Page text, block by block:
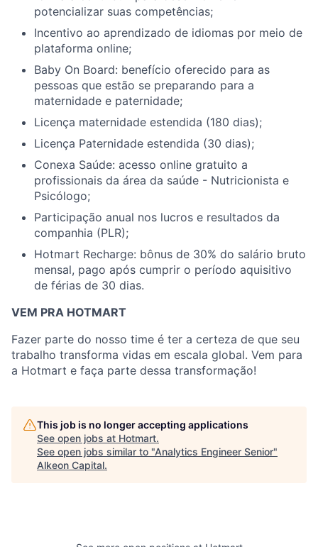
potencializar suas competências;
Incentivo ao aprendizado de idiomas por meio de
plataforma online;
Baby On Board: benefício oferecido para as
pessoas que estão se preparando para a
maternidade e paternidade;
Licença maternidade estendida (180 dias);
Licença Paternidade estendida (30 dias);
Conexa Saúde: acesso online gratuito a
profissionais da área da saúde - Nutricionista e
Psicólogo;
Participação anual nos lucros e resultados da
companhia (PLR);
Hotmart Recharge: bônus de 30% do salário bruto
mensal, pago após cumprir o período aquisitivo
de férias de 30 dias.
VEM PRA HOTMART
Fazer parte do nosso time é ter a certeza de que seu
trabalho transforma vidas em escala global. Vem para
a Hotmart e faça parte dessa transformação!
This job is no longer accepting applications
See open jobs at Hotmart.
See open jobs similar to "Analytics Engineer Senior"
Alkeon Capital.